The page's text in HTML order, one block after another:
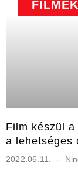
FILMEK
Film készül a
a lehetséges
2022.06.11.